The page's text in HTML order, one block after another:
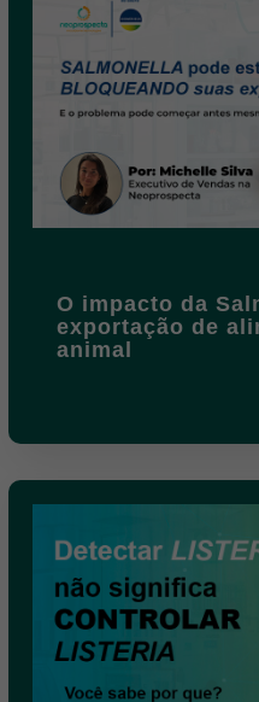
O impacto da
exportação de
animal